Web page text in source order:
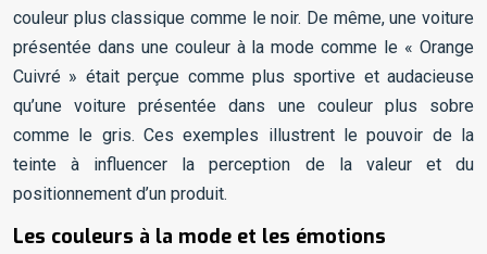
couleur plus classique comme le noir. De même, une voiture
présentée dans une couleur à la mode comme le « Orange
Cuivré » était perçue comme plus sportive et audacieuse
qu’une voiture présentée dans une couleur plus sobre
comme le gris. Ces exemples illustrent le pouvoir de la
teinte à influencer la perception de la valeur et du
positionnement d’un produit.
Les couleurs à la mode et les émotions